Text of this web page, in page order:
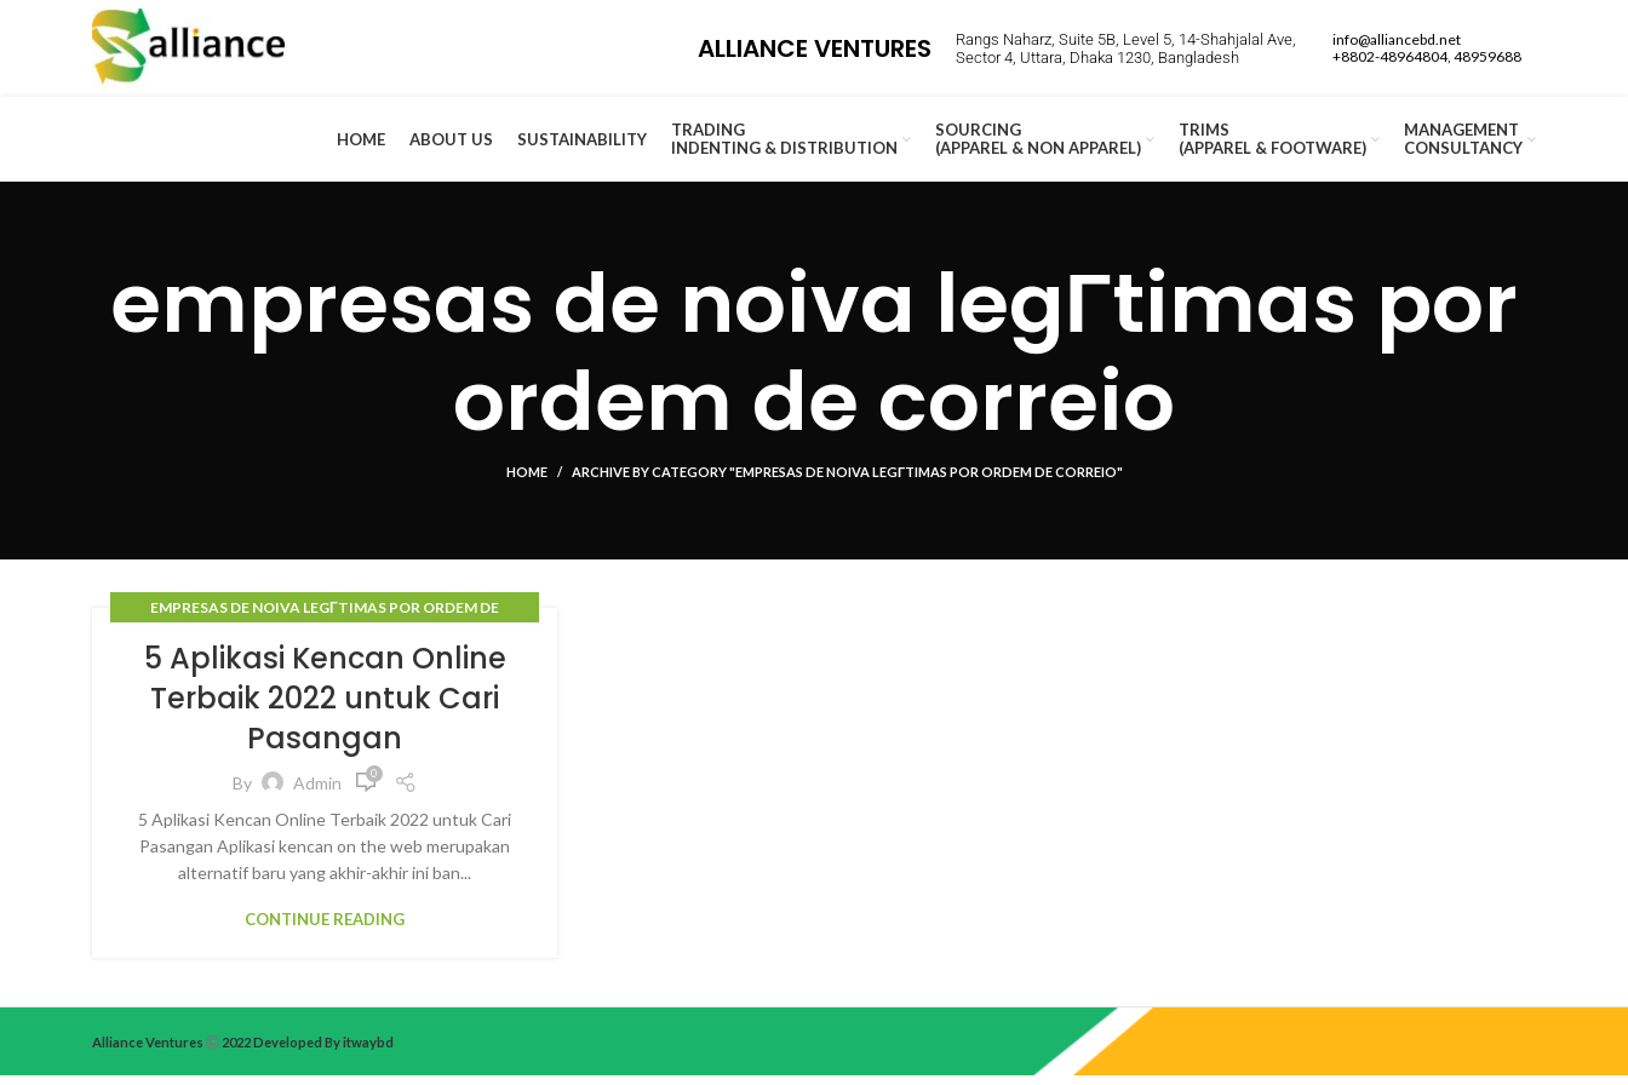
ALLIANCE VENTURES
Rangs Naharz, Suite 5B, Level 5, 14-Shahjalal Ave,
Sector 4, Uttara, Dhaka 1230, Bangladesh
info@alliancebd.net
+8802-48964804, 48959688
HOME ABOUT US SUSTAINABILITY
TRADING
INDENTING & DISTRIBUTION
SOURCING
(APPAREL & NON APPAREL)
TRIMS
(APPAREL & FOOTWARE)
MANAGEMENT
CONSULTANCY
empresas de noiva legГ­timas por
ordem de correio
HOME ARCHIVE BY CATEGORY "EMPRESAS DE NOIVA LEGГ­TIMAS POR ORDEM DE CORREIO"
EMPRESAS DE NOIVA LEGГ­TIMAS POR ORDEM DE
5 Aplikasi Kencan Online
Terbaik 2022 untuk Cari
Pasangan
By Admin 0
5 Aplikasi Kencan Online Terbaik 2022 untuk Cari
Pasangan Aplikasi kencan on the web merupakan
alternatif baru yang akhir-akhir ini ban...
CONTINUE READING
Alliance Ventures 2022 Developed By itwaybd